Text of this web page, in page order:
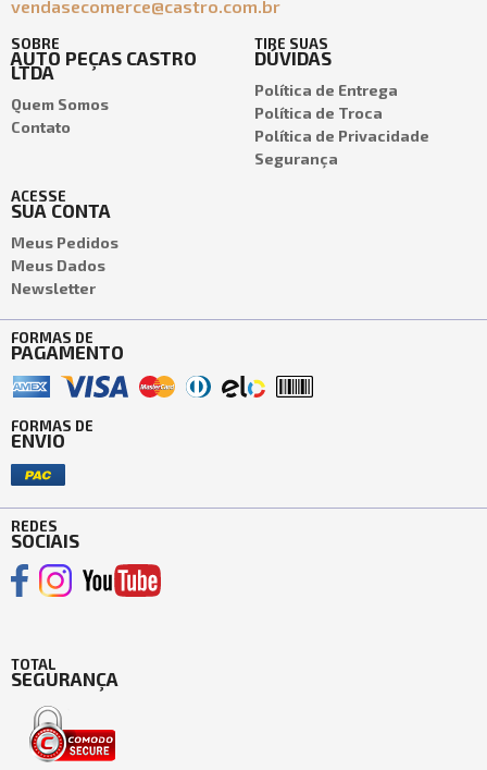
vendasecomerce@castro.com.br
SOBRE
AUTO PEÇAS CASTRO
LTDA
Quem Somos
Contato
TIRE SUAS
DÚVIDAS
Política de Entrega
Política de Troca
Política de Privacidade
Segurança
ACESSE
SUA CONTA
Meus Pedidos
Meus Dados
Newsletter
FORMAS DE
PAGAMENTO
FORMAS DE
ENVIO
REDES
SOCIAIS
TOTAL
SEGURANÇA